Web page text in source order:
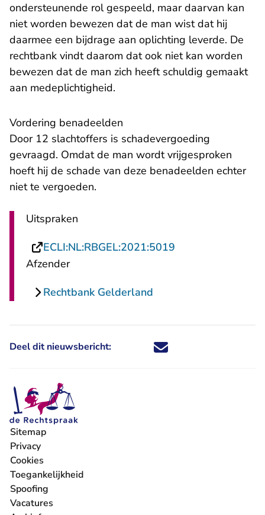
ondersteunende rol gespeeld, maar daarvan kan
niet worden bewezen dat de man wist dat hij
daarmee een bijdrage aan oplichting leverde. De
rechtbank vindt daarom dat ook niet kan worden
bewezen dat de man zich heeft schuldig gemaakt
aan medeplichtigheid.
Vordering benadeelden
Door 12 slachtoffers is schadevergoeding
gevraagd. Omdat de man wordt vrijgesproken
hoeft hij de schade van deze benadeelden echter
niet te vergoeden.
Uitspraken
ECLI:NL:RBGEL:2021:5019
Afzender
Rechtbank Gelderland
Deel dit nieuwsbericht: Deel dit nieuwsbericht via X -
Deel dit nieuwsbericht via
Deel dit nieuwsbericht
Deel dit
Sitemap
Privacy
Cookies
Toegankelijkheid
Spoofing
Vacatures
- U verlaat Rechtspraak.nl